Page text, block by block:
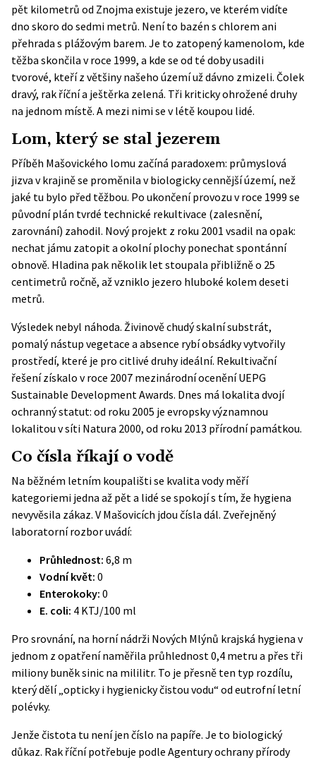
pět kilometrů od Znojma existuje jezero, ve kterém vidíte
dno skoro do sedmi metrů. Není to bazén s chlorem ani
přehrada s plážovým barem. Je to zatopený kamenolom, kde
těžba skončila v roce 1999, a kde se od té doby usadili
tvorové, kteří z většiny našeho území už dávno zmizeli. Čolek
dravý, rak říční a ještěrka zelená. Tři kriticky ohrožené druhy
na jednom místě. A mezi nimi se v létě koupou lidé.
Lom, který se stal jezerem
Příběh Mašovického lomu začíná paradoxem: průmyslová
jizva v krajině se proměnila v biologicky cennější území, než
jaké tu bylo před těžbou. Po ukončení provozu v roce 1999 se
původní plán tvrdé technické rekultivace (zalesnění,
zarovnání) zahodil. Nový projekt z roku 2001 vsadil na opak:
nechat jámu zatopit a okolní plochy ponechat spontánní
obnově. Hladina pak několik let stoupala přibližně o 25
centimetrů ročně, až vzniklo jezero hluboké kolem deseti
metrů.
Výsledek nebyl náhoda. Živinově chudý skalní substrát,
pomalý nástup vegetace a absence rybí obsádky vytvořily
prostředí, které je pro citlivé druhy ideální. Rekultivační
řešení získalo v roce 2007 mezinárodní oceněníUEPG
Sustainable Development Awards. Dnes má lokalita dvojí
ochranný statut: od roku 2005 je evropsky významnou
lokalitou v síti Natura 2000, od roku 2013 přírodní památkou.
Co čísla říkají o vodě
Na běžném letním koupališti se kvalita vody měří
kategoriemi jedna až pět a lidé se spokojí s tím, že hygiena
nevyvěsila zákaz. V Mašovicích jdou čísla dál. Zveřejněný
laboratorní rozbor uvádí:
Průhlednost: 6,8 m
Vodní květ: 0
Enterokoky: 0
E. coli: 4 KTJ/100 ml
Pro srovnání, na horní nádrži Nových Mlýnů krajská hygiena v
jednom z opatření naměřila průhlednost 0,4 metru a přes tři
miliony buněk sinic na mililitr. To je přesně ten typ rozdílu,
který dělí „opticky i hygienicky čistou vodu“ od eutrofní letní
polévky.
Jenže čistota tu není jen číslo na papíře. Je to biologický
důkaz. Rak říčnípotřebuje podle Agentury ochrany přírody